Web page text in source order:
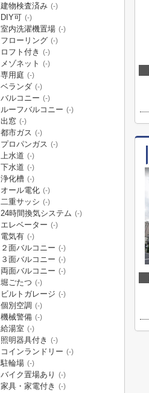
建物検査済み (-)
DIY可 (-)
室内洗濯機置場 (-)
フローリング (-)
ロフト付き (-)
メゾネット (-)
専用庭 (-)
ベランダ (-)
バルコニー (-)
ルーフバルコニー (-)
出窓 (-)
都市ガス (-)
プロパンガス (-)
上水道 (-)
下水道 (-)
浄化槽 (-)
オール電化 (-)
二重サッシ (-)
24時間換気システム (-)
エレベーター (-)
電気有 (-)
２面バルコニー (-)
３面バルコニー (-)
両面バルコニー (-)
堀ごたつ (-)
ビルトガレージ (-)
個別空調 (-)
機械警備 (-)
給湯室 (-)
照明器具付き (-)
コインランドリー (-)
駐輪場 (-)
バイク置場あり (-)
家具・家電付き (-)